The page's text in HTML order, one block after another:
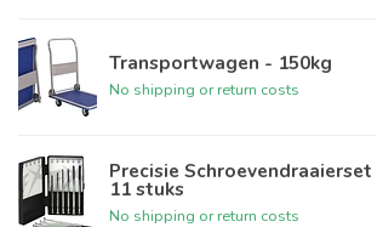
Transportwagen - 150kg
No shipping or return costs
Precisie Schroevendraaierset
11 stuks
No shipping or return costs